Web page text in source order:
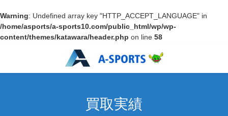
Warning: Undefined array key "HTTP_ACCEPT_LANGUAGE" in
/home/asports/a-sports10.com/public_html/wp/wp-
content/themes/katawara/header.php on line 58
買取実績